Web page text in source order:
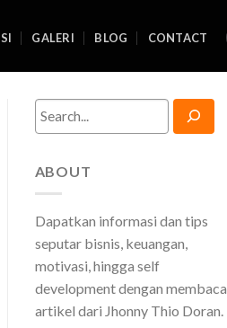
GALERI BLOG CONTACT
Search
ABOUT
Dapatkan informasi dan tips
seputar bisnis, keuangan,
motivasi, hingga self
development dengan membaca
artikel dari Jhonny Thio Doran.